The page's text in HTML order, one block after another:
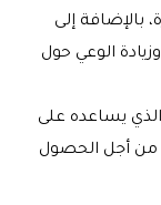
بالإضافة إلى
الوعي حول
يساعده على
من أجل الحصول